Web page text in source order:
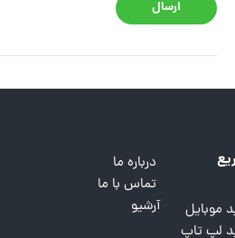
ارسال
موبایل
لپ تاپ
درباره ما
تماس با ما
آرشیو